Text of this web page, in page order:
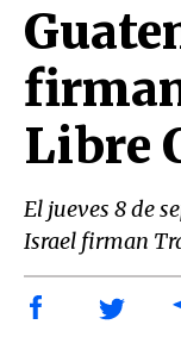
Libre
El jueves 8 de
Israel firman